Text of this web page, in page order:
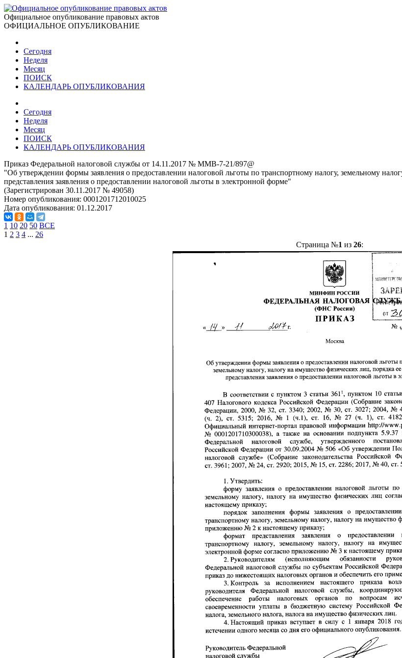
Официальное опубликование правовых актов
ОФИЦИАЛЬНОЕ ОПУБЛИКОВАНИЕ
Сегодня
Неделя
Месяц
ПОИСК
КАЛЕНДАРЬ ОПУБЛИКОВАНИЯ
Сегодня
Неделя
Месяц
ПОИСК
КАЛЕНДАРЬ ОПУБЛИКОВАНИЯ
Приказ Федеральной налоговой службы от 14.11.2017 № ММВ-7-21/897@
"Об утверждении формы заявления о предоставлении налоговой льготы по транспортному налогу, земельному
представления заявления о предоставлении налоговой льготы в электронной форме"
(Зарегистрирован 30.11.2017 № 49058)
Номер опубликования: 0001201712010025
Дата опубликования: 01.12.2017
1 10 20 50 ВСЕ
1 2 3 4 ... 26
Страница №1 из 26: